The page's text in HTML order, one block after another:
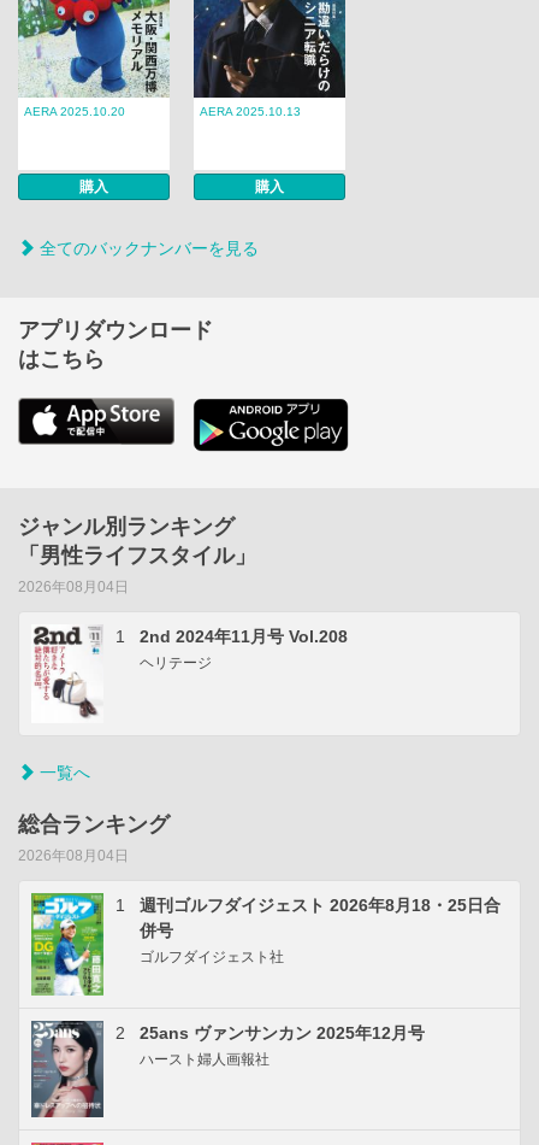
AERA 2025.10.20
購入
AERA 2025.10.13
購入
全てのバックナンバーを見る
アプリダウンロード
はこちら
ジャンル別ランキング
「男性ライフスタイル」
2026年08月04日
1 2nd 2024年11月号 Vol.208
ヘリテージ
一覧へ
総合ランキング
2026年08月04日
1
週刊ゴルフダイジェスト 2026年8月18・25日合
併号
ゴルフダイジェスト社
2 25ans ヴァンサンカン 2025年12月号
ハースト婦人画報社